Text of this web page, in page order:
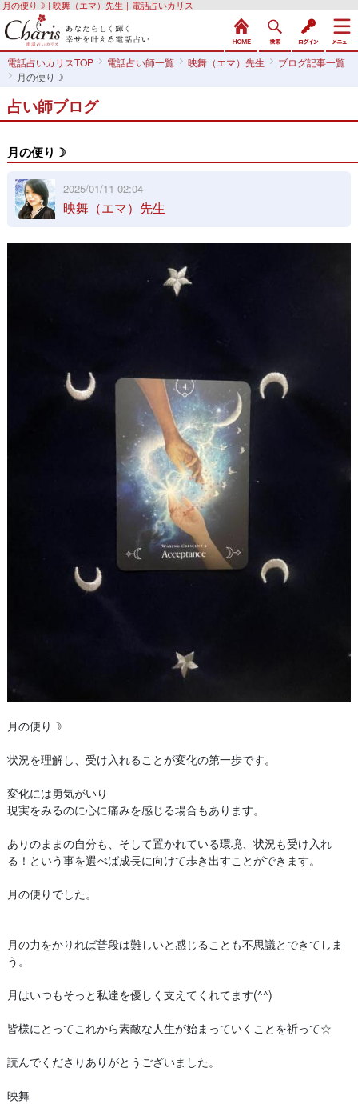
月の便り☽ | 映舞（エマ）先生｜電話占いカリス
電話占いカリスTOP 電話占い師一覧 映舞（エマ）先生
ブログ記事一覧
月の便り☽
占い師ブログ
月の便り☽
2025/01/11 02:04
映舞（エマ）先生
月の便り☽
状況を理解し、受け入れることが変化の第一歩です。
変化には勇気がいり
現実をみるのに心に痛みを感じる場合もあります。
ありのままの自分も、そして置かれている環境、状況も受け入れ
る！という事を選べば成長に向けて歩き出すことができます。
月の便りでした。
月の力をかりれば普段は難しいと感じることも不思議とできてしま
う。
月はいつもそっと私達を優しく支えてくれてます(^^)
皆様にとってこれから素敵な人生が始まっていくことを祈って☆
読んでくださりありがとうございました。
映舞